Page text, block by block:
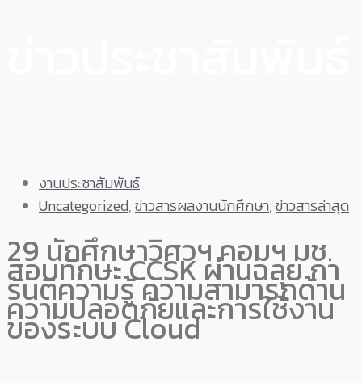
งานประชาสัมพันธ์
Uncategorized,ข่าวสารผลงานนักศึกษา,ข่าวสารล่าสุด
29 นักศึกษาวิศวฯ คอมฯ มช.
สอบทักษะ CCSK ผ่านฉลุย กา
รันตีความรู้ ความสามารถด้าน
ความปลอดภัยและการใช้งาน
ของระบบ Cloud